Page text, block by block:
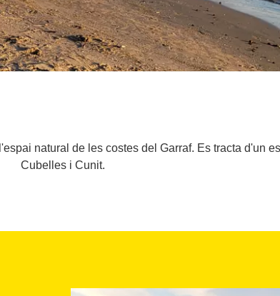
natural de les costes del Garraf. Es tracta d'un
Cubelles i Cunit.